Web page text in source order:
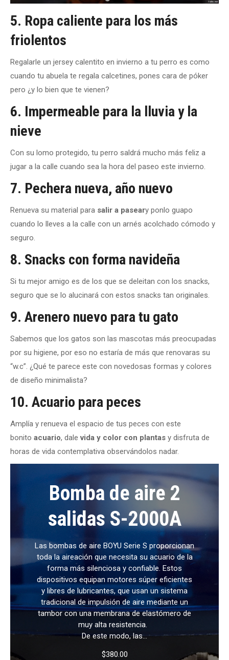
5. Ropa caliente para los más
friolentos
Regalarle un jersey calentito en invierno a tu perro es como
cuando tu abuela te regala calcetines, pones cara de póker
pero ¿y lo bien que te vienen?
6. Impermeable para la lluviay la
nieve
Con su lomo protegido, tu perro saldrá mucho más feliz a
jugar a la calle cuando sea la hora del paseo este invierno.
7. Pechera nueva, año nuevo
Renueva su material para salir a paseary ponlo guapo
cuando lo lleves a la calle con un arnés acolchado cómodo y
seguro.
8. Snacks con forma navideña
Si tu mejor amigo es de los que se deleitan con los snacks,
seguro que se lo alucinará con estos snacks tan originales.
9. Arenero nuevo para tu gato
Sabemos que los gatos son las mascotas más preocupadas
por su higiene, por eso no estaría de más que renovaras su
“w.c”. ¿Qué te parece este con novedosas formas y colores
de diseño minimalista?
10. Acuario para peces
Amplía y renueva el espacio de tus peces con este
bonito acuario, dalevida y color con plantas y disfruta de
horas de vida contemplativa observándolos nadar.
Bomba de aire 2
salidas S-2000A
Las bombas de aire BOYU Serie S proporcionan
toda la aireación que necesita su acuario de la
forma más silenciosa y confiable. Estos
dispositivos equipan motores súper eficientes
y libres de lubricantes, que usan un sistema
tradicional de impulsión de aire mediante un
tambor con una membrana de elastómero de
muy alta resistencia.
De este modo, las…
$380.00